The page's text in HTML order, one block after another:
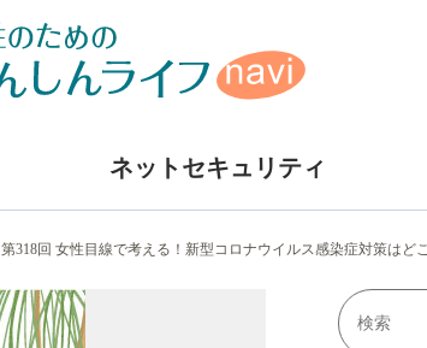
ネットセキュリティ
第318回 女性目線で考える！新型コロナウイルス感染症対策はど
検索キ